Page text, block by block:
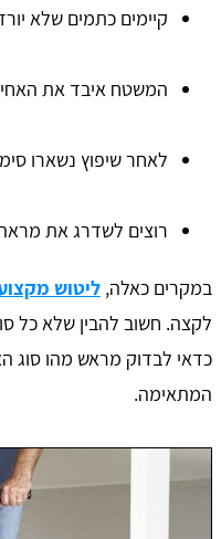
קיימים כתמים שלא
המשטח איבד את
לאחר שיפוץ נשארו
רוצים לשדרג את
במקרים כאלה, ליטוש
לקצה. חשוב להבין שלא כל
כדאי לבדוק מראש מהו סוג
המתאימה.